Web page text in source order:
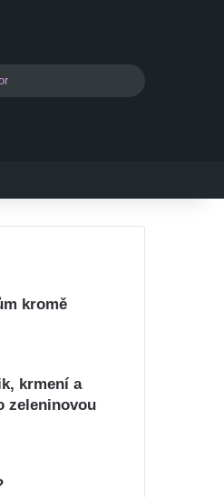
kromě
krmení a
zeleninovou